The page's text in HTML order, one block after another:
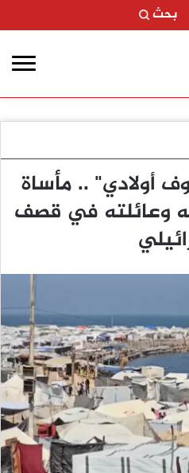
بحث
أولادي" .. مأساة
وعائلته في قصف